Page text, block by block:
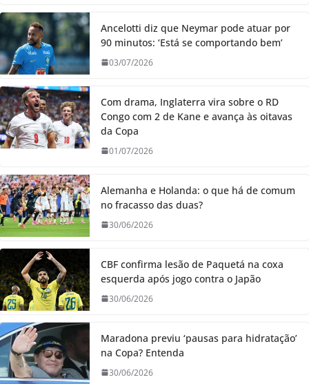
Ancelotti diz que Neymar pode atuar por
90 minutos: ‘Está se comportando bem’
03/07/2026
Com drama, Inglaterra vira sobre o RD
Congo com 2 de Kane e avança às oitavas
da Copa
01/07/2026
Alemanha e Holanda: o que há de comum
no fracasso das duas?
30/06/2026
CBF confirma lesão de Paquetá na coxa
esquerda após jogo contra o Japão
30/06/2026
Maradona previu ‘pausas para hidratação’
na Copa? Entenda
30/06/2026